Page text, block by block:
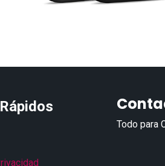
Todo para